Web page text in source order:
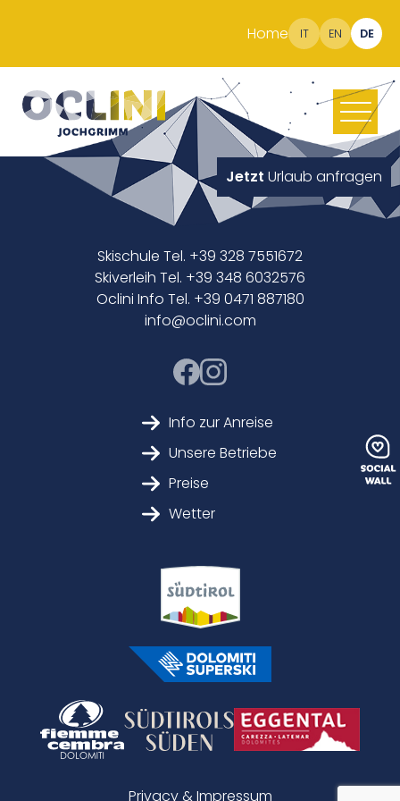
Home IT EN DE
Jetzt Urlaub anfragen
Skischule Tel. +39 328 7551672
Skiverleih Tel. +39 348 6032576
Oclini Info Tel. +39 0471 887180
info@oclini.com
Info zur Anreise
Unsere Betriebe
Preise
Wetter
Privacy & Impressum